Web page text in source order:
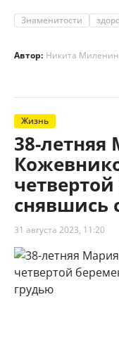
Знаменитости
Автор: Никита Миленин
Жизнь
38-летняя
снявшись
31 августа 2023, 11:20